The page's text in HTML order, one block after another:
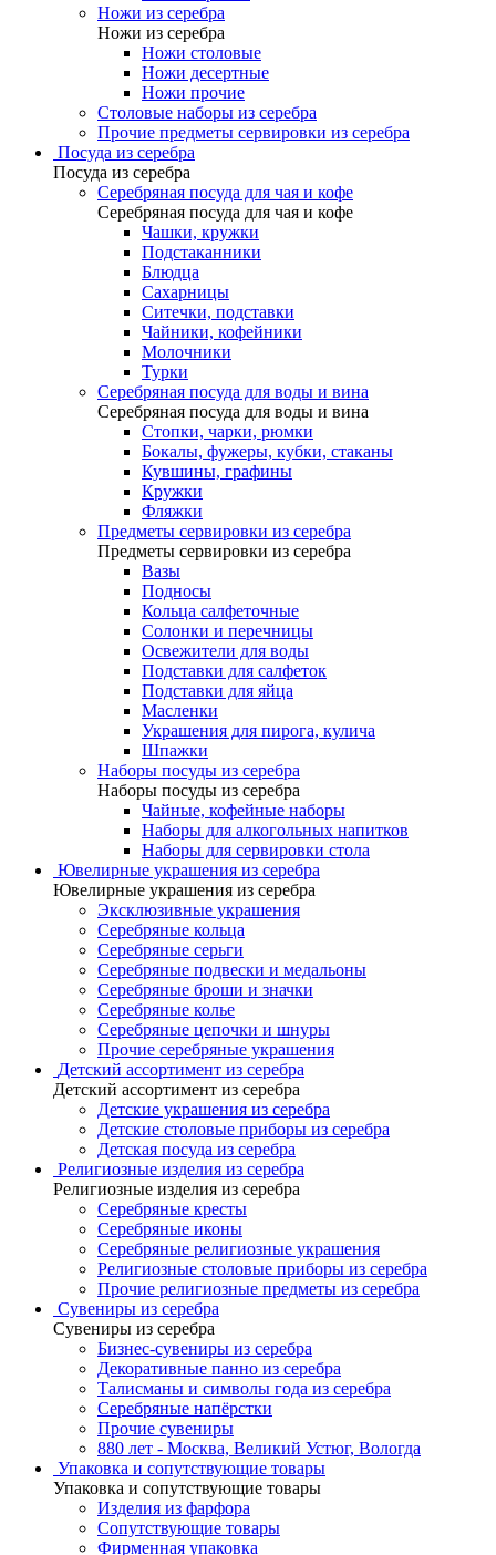
Ножи из серебра
Ножи из серебра
Ножи столовые
Ножи десертные
Ножи прочие
Столовые наборы из серебра
Прочие предметы сервировки из серебра
Посуда из серебра
Посуда из серебра
Серебряная посуда для чая и кофе
Серебряная посуда для чая и кофе
Чашки, кружки
Подстаканники
Блюдца
Сахарницы
Ситечки, подставки
Чайники, кофейники
Молочники
Турки
Серебряная посуда для воды и вина
Серебряная посуда для воды и вина
Стопки, чарки, рюмки
Бокалы, фужеры, кубки, стаканы
Кувшины, графины
Кружки
Фляжки
Предметы сервировки из серебра
Предметы сервировки из серебра
Вазы
Подносы
Кольца салфеточные
Солонки и перечницы
Освежители для воды
Подставки для салфеток
Подставки для яйца
Масленки
Украшения для пирога, кулича
Шпажки
Наборы посуды из серебра
Наборы посуды из серебра
Чайные, кофейные наборы
Наборы для алкогольных напитков
Наборы для сервировки стола
Ювелирные украшения из серебра
Ювелирные украшения из серебра
Эксклюзивные украшения
Серебряные кольца
Серебряные серьги
Серебряные подвески и медальоны
Серебряные броши и значки
Серебряные колье
Серебряные цепочки и шнуры
Прочие серебряные украшения
Детский ассортимент из серебра
Детский ассортимент из серебра
Детские украшения из серебра
Детские столовые приборы из серебра
Детская посуда из серебра
Религиозные изделия из серебра
Религиозные изделия из серебра
Серебряные кресты
Серебряные иконы
Серебряные религиозные украшения
Религиозные столовые приборы из серебра
Прочие религиозные предметы из серебра
Сувениры из серебра
Сувениры из серебра
Бизнес-сувениры из серебра
Декоративные панно из серебра
Талисманы и символы года из серебра
Серебряные напёрстки
Прочие сувениры
880 лет - Москва, Великий Устюг, Вологда
Упаковка и сопутствующие товары
Упаковка и сопутствующие товары
Изделия из фарфора
Сопутствующие товары
Фирменная упаковка